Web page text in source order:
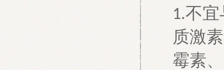
1.不宜
质激
霉素